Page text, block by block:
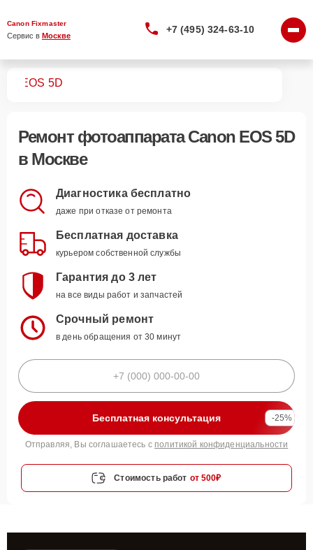
Canon Fixmaster
Сервис в Москве
+7 (495) 324-63-10
EOS 5D
Ремонт фотоаппарата Canon EOS 5D
в Москве
Диагностика бесплатно
даже при отказе от ремонта
Бесплатная доставка
курьером собственной службы
Гарантия до 3 лет
на все виды работ и запчастей
Срочный ремонт
в день обращения от 30 минут
Бесплатная консультация -25%
Отправляя, Вы соглашаетесь с политикой конфиденциальности
Стоимость работ от 500₽